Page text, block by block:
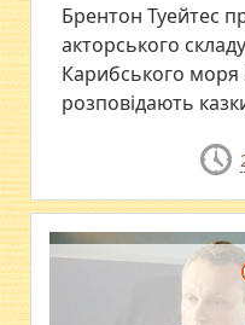
Брентон Туейтес
акторського
Карибського моря
розповідають